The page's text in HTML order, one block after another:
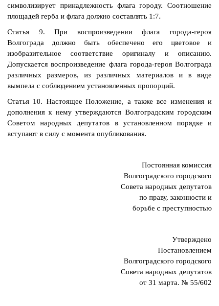
символизирует принадлежность флага городу. Соотношение
площадей герба и флага должно составлять 1:7.
Статья 9. При воспроизведении флага города-героя
Волгограда должно быть обеспечено его цветовое и
изобразительное соответствие оригиналу и описанию.
Допускается воспроизведение флага города-героя Волгограда
различных размеров, из различных материалов и в виде
вымпела с соблюдением установленных пропорций.
Статья 10. Настоящее Положение, а также все изменения и
дополнения к нему утверждаются Волгоградским городским
Советом народных депутатов в установленном порядке и
вступают в силу с момента опубликования.
Постоянная комиссия
Волгоградского городского
Совета народных депутатов
по праву, законности и
борьбе с преступностью
Утверждено
Постановлением
Волгоградского городского
Совета народных депутатов
от 31 марта. № 55/602